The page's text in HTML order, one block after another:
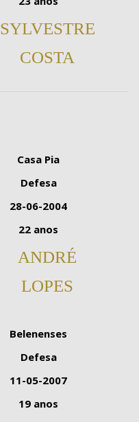
SYLVESTRE
COSTA
Casa Pia
Defesa
28-06-2004
22 anos
ANDRÉ
LOPES
Belenenses
Defesa
11-05-2007
19 anos